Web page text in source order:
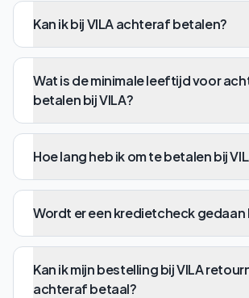
Kan ik bij VILA achteraf betalen?
Wat is de minimale leeftijd voor
betalen bij VILA?
Hoe lang heb ik om te betalen bij
Wordt er een kredietcheck gedaan
Kan ik mijn bestelling bij VILA
achteraf betaal?